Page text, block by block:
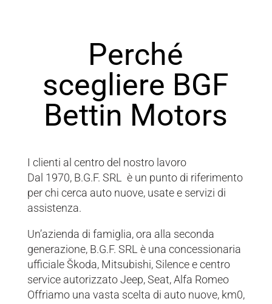
Perché
scegliere BGF
Bettin Motors
I clienti al centro del nostro lavoro
Dal 1970, B.G.F. SRL è un punto di riferimento
per chi cerca auto nuove, usate e servizi di
assistenza.
Un’azienda di famiglia, ora alla seconda
generazione, B.G.F. SRL è una concessionaria
ufficiale Škoda, Mitsubishi, Silence e centro
service autorizzato Jeep, Seat, Alfa Romeo
Offriamo una vasta scelta di auto nuove, km0,